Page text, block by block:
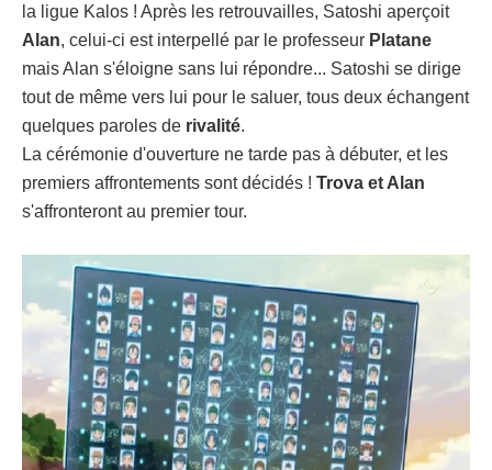
la ligue Kalos ! Après les retrouvailles, Satoshi aperçoit
Alan, celui-ci est interpellé par le professeur Platane
mais Alan s'éloigne sans lui répondre... Satoshi se dirige
tout de même vers lui pour le saluer, tous deux échangent
quelques paroles de rivalité.
La cérémonie d'ouverture ne tarde pas à débuter, et les
premiers affrontements sont décidés ! Trova et Alan
s'affronteront au premier tour.